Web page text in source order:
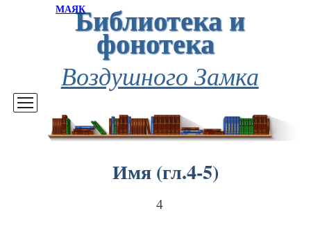
МАЯКБиблиотека и
фонотека
Воздушного Замка
Имя (гл.4-5)
4